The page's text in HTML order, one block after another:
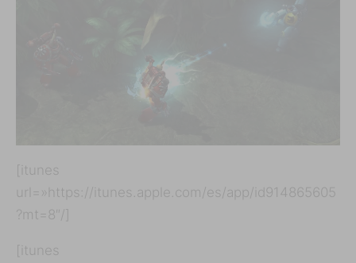
[itunes
url=»https://itunes.apple.com/es/app/id914865605
?mt=8″/]
[itunes